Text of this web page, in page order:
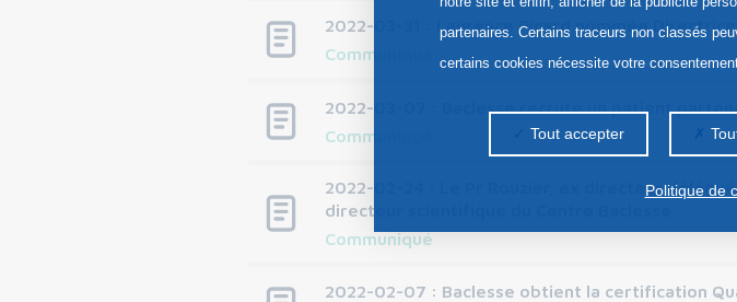
2022-03-31 : Laurence Picard nommée
Communiqué
2022-03-07 : Baclesse recrute un patient
Communiqué
2022-02-24 : Le Pr Rouzier, ex directeur délégué
directeur scientifique du Centre Baclesse
Communiqué
2022-02-07 : Baclesse obtient la certification
partenaires. Certains traceurs non classés
certains cookies nécessite votre
Tout accepter
Politique de